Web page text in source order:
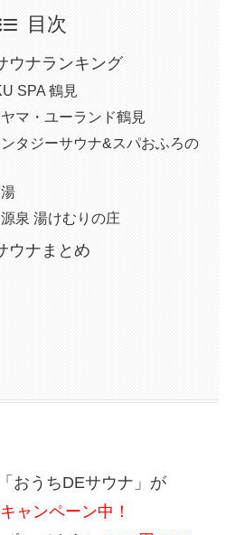
目次
ウナランキング
SPA 鶴見
マ・ユーランド鶴見
タジーサウナ&スパおふろの
泉 湯けむりの庄
ウナまとめ
おうちDEサウナ」が
ャンペーン中！